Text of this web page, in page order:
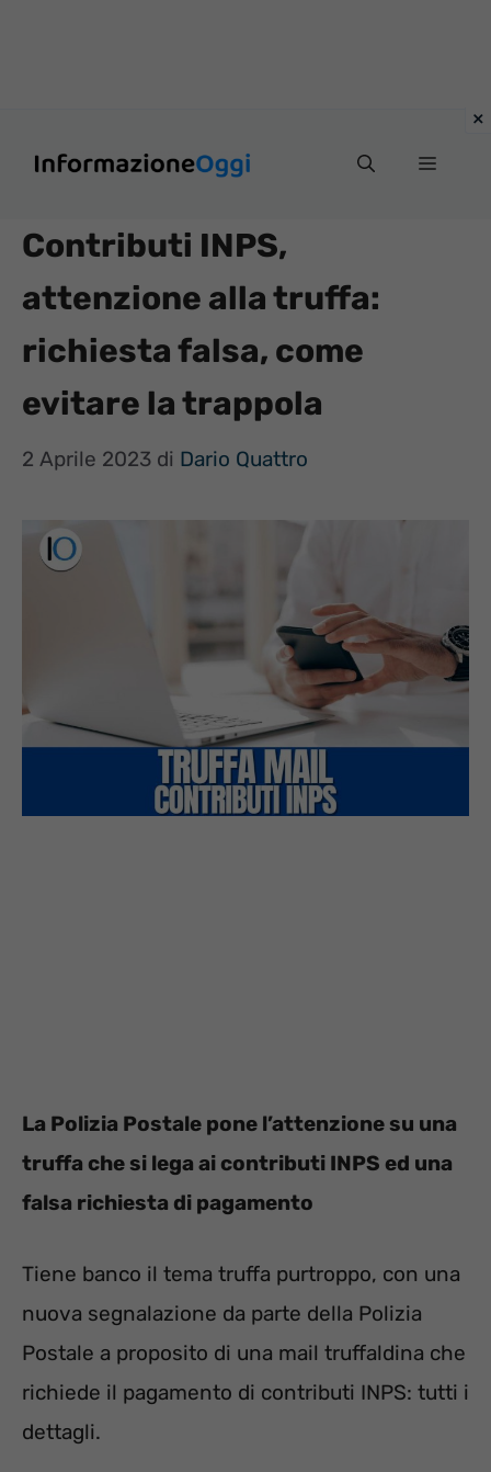
Menu
Contributi INPS,
attenzione alla truffa:
richiesta falsa, come
evitare la trappola
2 Aprile 2023 di Dario Quattro
La Polizia Postale pone l’attenzione su una
truffa che si lega ai contributi INPS ed una
falsa richiesta di pagamento
Tiene banco il tema truffa purtroppo, con una
nuova segnalazione da parte della Polizia
Postale a proposito di una mail truffaldina che
richiede il pagamento di contributi INPS: tutti i
dettagli.